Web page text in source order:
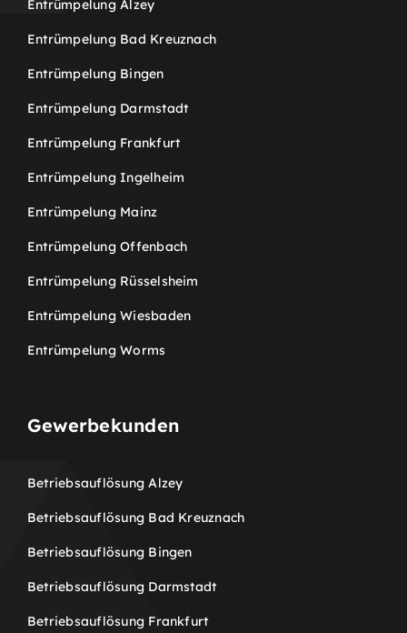
Entrümpelung Alzey
Entrümpelung Bad Kreuznach
Entrümpelung Bingen
Entrümpelung Darmstadt
Entrümpelung Frankfurt
Entrümpelung Ingelheim
Entrümpelung Mainz
Entrümpelung Offenbach
Entrümpelung Rüsselsheim
Entrümpelung Wiesbaden
Entrümpelung Worms
Gewerbekunden
Betriebsauflösung Alzey
Betriebsauflösung Bad Kreuznach
Betriebsauflösung Bingen
Betriebsauflösung Darmstadt
Betriebsauflösung Frankfurt